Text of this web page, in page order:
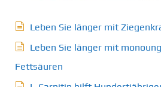
Leben Sie länger mit
Leben Sie länger mit
Fettsäuren